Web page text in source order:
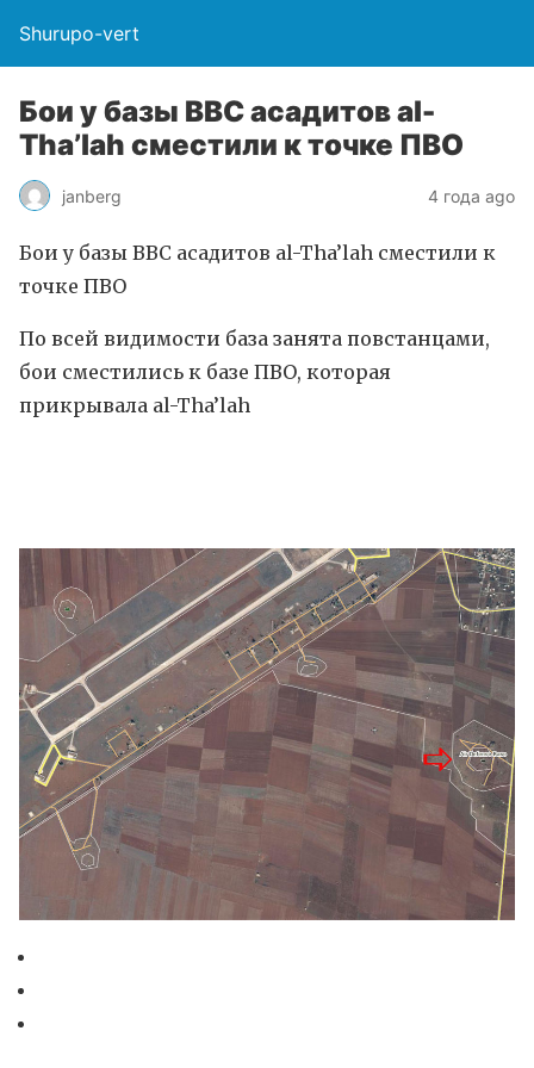
Shurupo-vert
Бои у базы ВВС асадитов al-
Tha’lah сместили к точке ПВО
janberg 4 года ago
Бои у базы ВВС асадитов al-Tha’lah сместили к
точке ПВО
По всей видимости база занята повстанцами,
бои сместились к базе ПВО, которая
прикрывала al-Tha’lah